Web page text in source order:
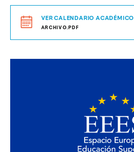
VER CALENDARIO ACADÉMICO
ARCHIVO.PDF